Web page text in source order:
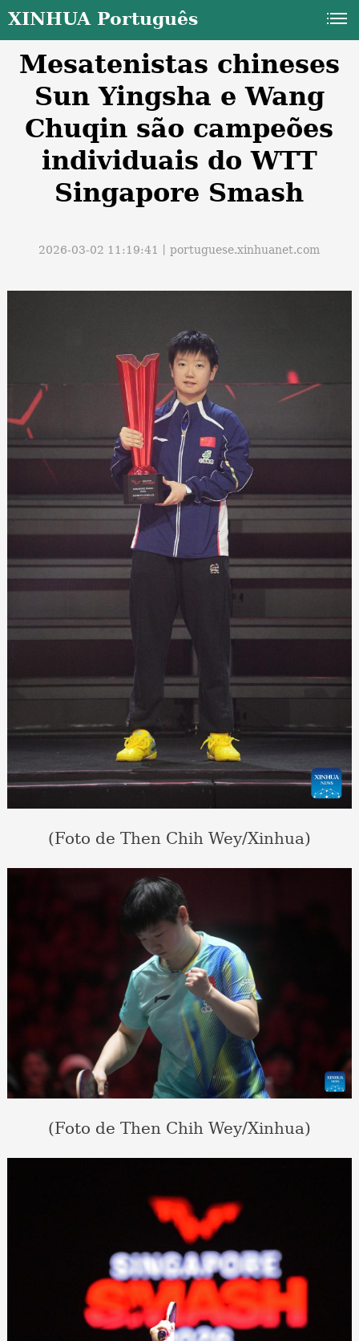
XINHUA Português
Mesatenistas chineses
Sun Yingsha e Wang
Chuqin são campeões
individuais do WTT
Singapore Smash
2026-03-02 11:19:41丨portuguese.xinhuanet.com
(Foto de Then Chih Wey/Xinhua)
(Foto de Then Chih Wey/Xinhua)